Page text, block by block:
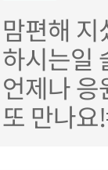
맘편해
하시는일
언제나
또 만나